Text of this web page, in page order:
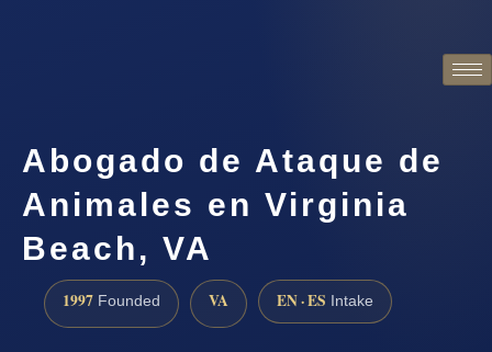
Abogado de Ataque de
Animales en Virginia
Beach, VA
1997 Founded VA EN · ES Intake